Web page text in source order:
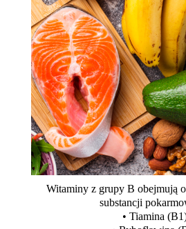
Witaminy z grupy B obejmują
substancji
• Tiamina